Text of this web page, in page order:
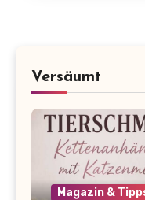
Versäumt
Magazin &